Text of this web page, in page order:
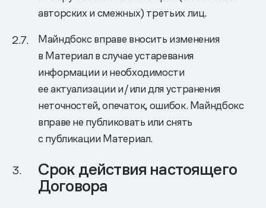
авторских и смежных) третьих лиц.
Майндбокс вправе вносить изменения
в Материал в случае устаревания
информации и необходимости
ее актуализации и/или для устранения
неточностей, опечаток, ошибок. Майндбокс
вправе не публиковать или снять
с публикации Материал.
Срок действия настоящего
Договора